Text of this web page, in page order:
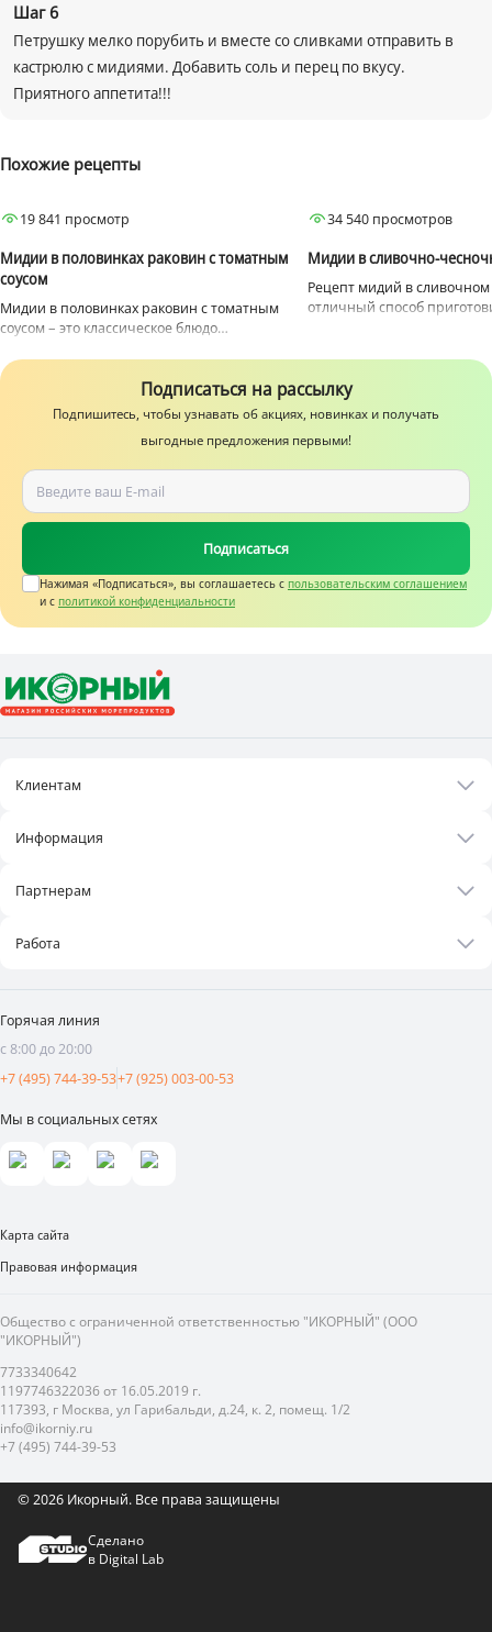
Шаг6
Петрушку мелко порубить и вместе со сливками отправить в
кастрюлю с мидиями. Добавить соль и перец по вкусу.
Приятного аппетита!!!
Похожие рецепты
Закуски
Для ужина
19 841 просмотр
Мидии в половинках раковин с томатным
соусом
Мидии в половинках раковин с томатным
соусом – это классическое блюдо
Закуски
Для ужина
34 540 просмотров
Мидии в сливочно-
Рецепт мидий в
отличный способ
необходимую нотку
Подписаться на рассылку
Подпишитесь, чтобы узнавать об акциях, новинках и получать
выгодные предложения первыми!
Подписаться
Нажимая «Подписаться», вы соглашаетесь c пользовательским соглашением
и с политикой конфиденциальности
Клиентам
Бонусная программа
Информация
Статьи
Видеоотзывы
Партнерам
Поставщикам
Аренда площадей
Реклама и продвижение
Работа
Вакансии
Мы в социальных сетях
Горячая линия
с 8:00 до 20:00
+7 (495) 744-39-53+7 (925) 003-00-53
Карта сайта
Правовая информация
Общество с ограниченной ответственностью "ИКОРНЫЙ" (ООО
"ИКОРНЫЙ")
7733340642
1197746322036 от 16.05.2019 г.
117393, г Москва, ул Гарибальди, д.24, к. 2, помещ. 1/2
info@ikorniy.ru
+7 (495) 744-39-53
© 2026 Икорный. Все права защищены
Сделано
в Digital Lab